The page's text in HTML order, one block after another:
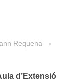
Requena
d’Extensió